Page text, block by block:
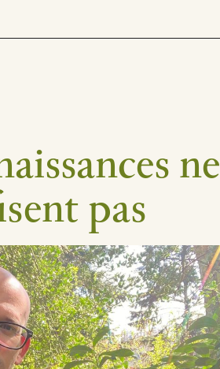
ne
pas